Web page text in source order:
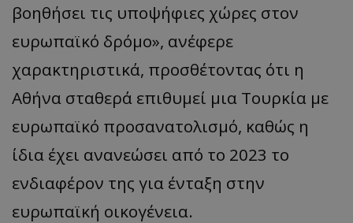
βοηθήσει τις υποψήφιες χώρες στον
ευρωπαϊκό δρόμο», ανέφερε
χαρακτηριστικά, προσθέτοντας ότι η
Αθήνα σταθερά επιθυμεί μια Τουρκία με
ευρωπαϊκό προσανατολισμό, καθώς η
ίδια έχει ανανεώσει από το 2023 το
ενδιαφέρον της για ένταξη στην
ευρωπαϊκή οικογένεια.